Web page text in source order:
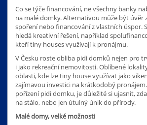
Co se týče financování, ne všechny banky
na malé domky. Alternativou může být úvěr
spoření nebo financování z vlastních úspor.
hledá kreativní řešení, například
kteří tiny houses využívají k pronájmu.
V Česku roste obliba pidi domků nejen pro
i jako rekreační nemovitosti. Oblíbené
oblasti, kde lze tiny house využívat jako
zajímavou investici na krátkodobý
pořízení pidi domku, je důležité si ujasnit,
na stálo, nebo jen útulný únik do přírody.
Malé domy, velké možnosti